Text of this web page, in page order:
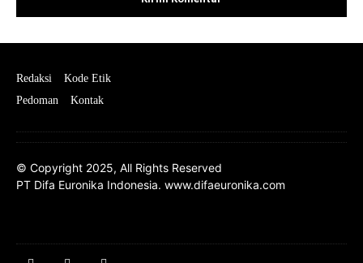
Redaksi
Kode Etik
Pedoman
Kontak
© Copyright 2025, All Rights Reserved
PT Difa Euronika Indonesia. www.difaeuronika.com